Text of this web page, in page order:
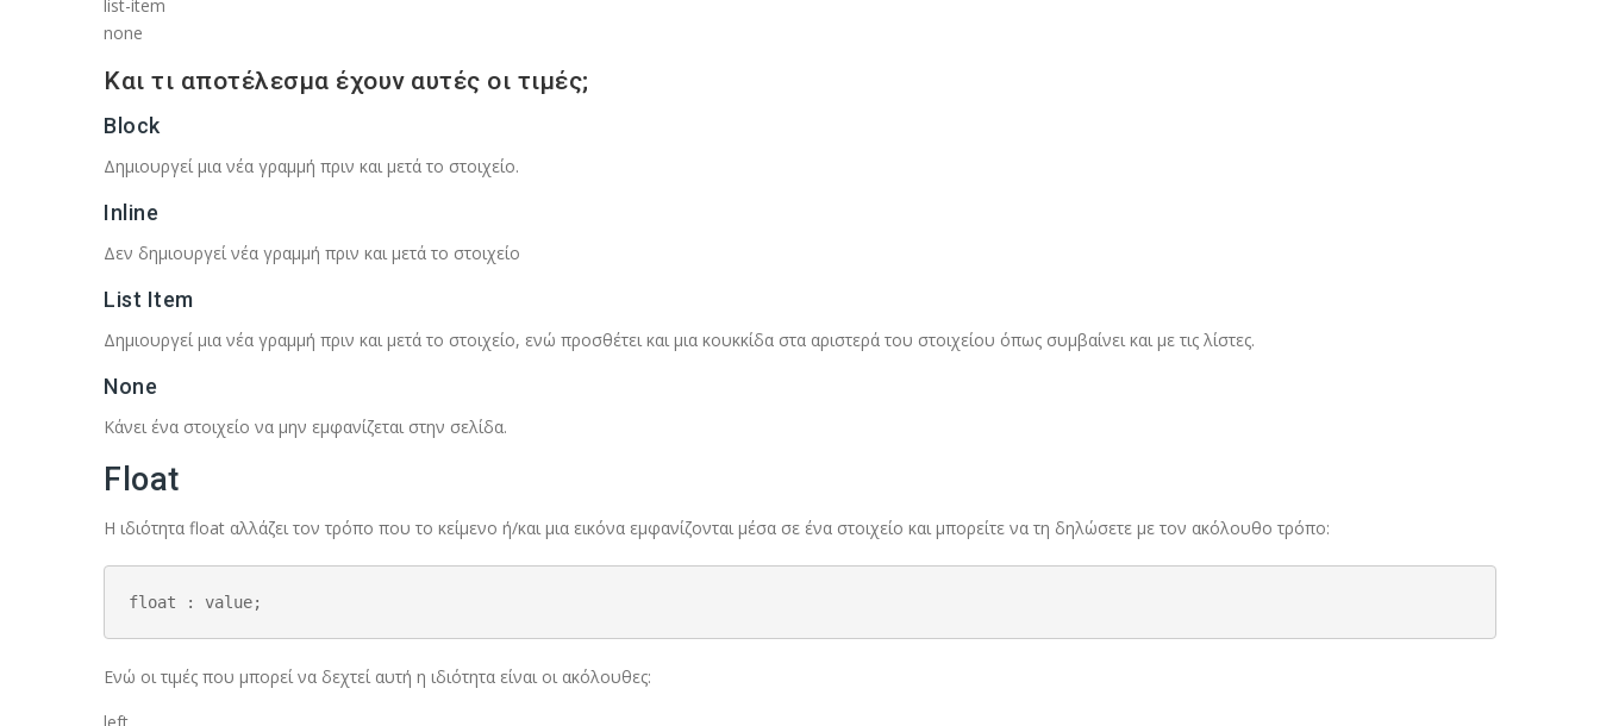
list-item
none
Και τι αποτέλεσμα έχουν αυτές οι τιμές;
Block
Δημιουργεί μια νέα γραμμή πριν και μετά το στοιχείο.
Inline
Δεν δημιουργεί νέα γραμμή πριν και μετά το στοιχείο
List Item
Δημιουργεί μια νέα γραμμή πριν και μετά το στοιχείο, ενώ προσθέτει και μια κουκκίδα στα αριστερά του στοιχείου όπως συμβαίνει και με τις λίστες.
None
Κάνει ένα στοιχείο να μην εμφανίζεται στην σελίδα.
Float
Η ιδιότητα float αλλάζει τον τρόπο που το κείμενο ή/και μια εικόνα εμφανίζονται μέσα σε ένα στοιχείο και μπορείτε να τη δηλώσετε με τον ακόλουθο τρόπο:
float : value;
Ενώ οι τιμές που μπορεί να δεχτεί αυτή η ιδιότητα είναι οι ακόλουθες:
left